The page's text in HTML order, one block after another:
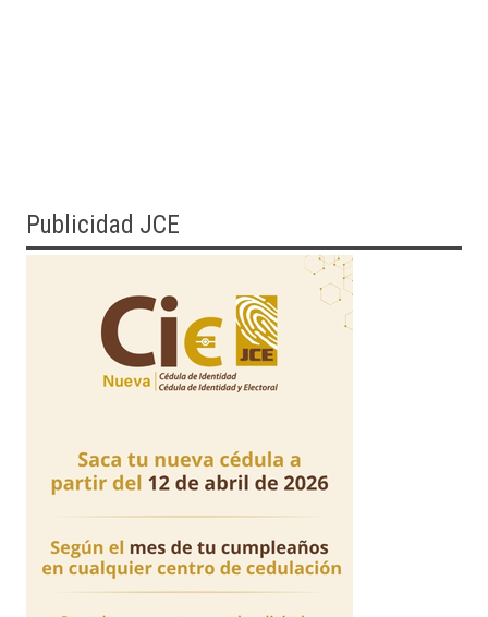
Publicidad JCE